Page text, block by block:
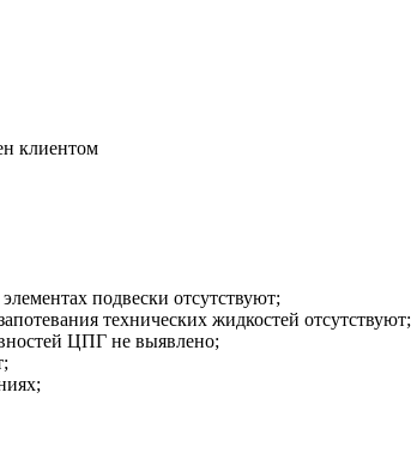
клиентом
подвески отсутствуют;
технических жидкостей отсутствуют;
ЦПГ не выявлено;